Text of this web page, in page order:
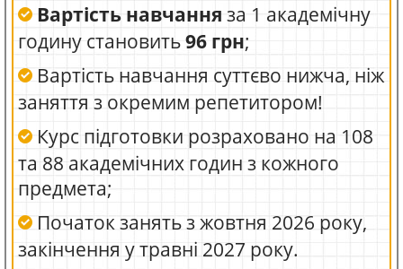
Вартість навчання за 1 академічну
годину становить96 грн;
Вартість навчання суттєво нижча, ніж
заняття з окремим репетитором!
Курс підготовки розраховано на 108
та 88 академічних годин з кожного
предмета;
Початок занять з жовтня 2026 року,
закінчення у травні 2027 року.